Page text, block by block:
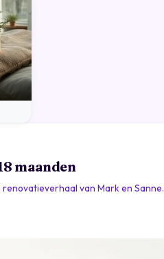
maanden
van Mark en Sanne.